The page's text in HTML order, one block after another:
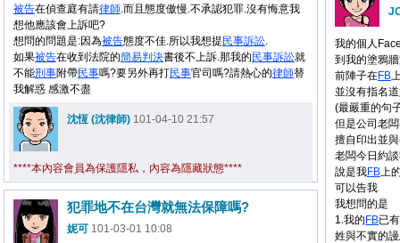
被告在偵查庭有請律師.而且態度傲慢.不承認犯罪.沒有悔意我
想他應該會上訴吧?
想問的問題是:因為被告態度不佳.所以我想提 民事訴訟.
如果被告在收到法院的簡易判決書後不上訴.那我的 民事訴訟就
不能刑事附帶民事嗎?要另外再打民事官司嗎?請熱心的律師替
我解惑 感激不盡
沈恆 (沈律師) 101-04-10 21:57
****本內容會員為保護隱私，內容為隱藏狀態****
我的個人
到我的塗鴉
前陣子在FB
並沒有指名
(最嚴重的句
但是公司老
擅自印出並
老闆今日約
說是我FB上
可以告我
我想問的是
1.我的 FB已有
姓與不實的
犯罪地不在台灣就無法保障嗎?
妮可 101-03-01 10:08